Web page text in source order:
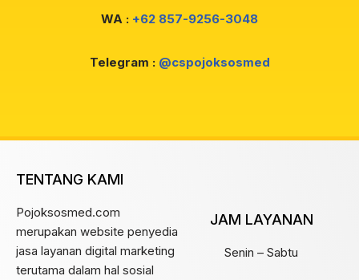
WA : +62 857-9256-3048
Telegram : @cspojoksosmed
TENTANG KAMI
Pojoksosmed.com
merupakan website penyedia
jasa layanan digital marketing
terutama dalam hal sosial
JAM LAYANAN
Senin – Sabtu